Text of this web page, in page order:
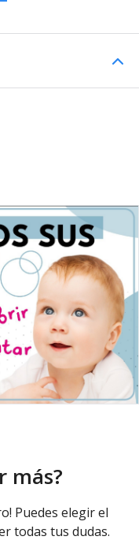
más?
Puedes elegir el
todas tus dudas.